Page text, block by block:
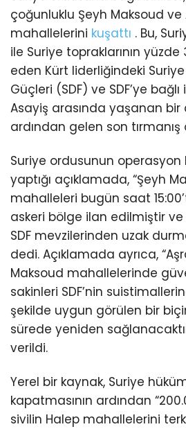
çoğunluklu Şeyh Maksoud ve
mahallelerini kuşattı . Bu,
ile Suriye topraklarının yüzde
eden Kürt liderliğindeki
Güçleri (SDF) ve SDF’ye
Asayiş arasında yaşanan bir
ardından gelen son tırmanış
Suriye ordusunun operasyon
yaptığı açıklamada, “Şeyh
mahalleleri bugün saat
askeri bölge ilan edilmiştir ve
SDF mevzilerinden uzak
dedi. Açıklamada ayrıca,
Maksoud mahallelerinde
sakinleri SDF’nin
şekilde uygun görülen bir
sürede yeniden
verildi.
Yerel bir kaynak, Suriye
kapatmasının ardından
sivilin Halep mahallelerini